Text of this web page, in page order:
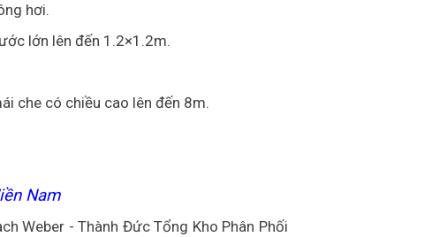
hơi.
lớn lên đến 1.2×1.2m.
che có chiều cao lên đến 8m.
Nam